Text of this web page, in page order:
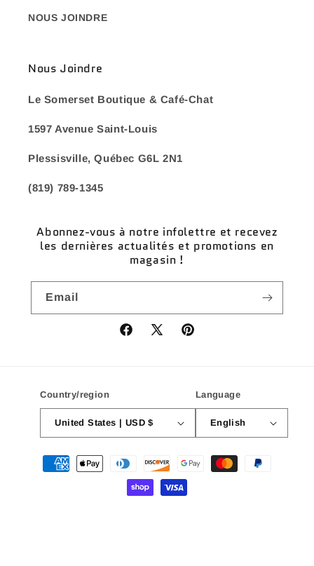
NOUS JOINDRE
Nous Joindre
Le Somerset Boutique & Café-Chat
1597 Avenue Saint-Louis
Plessisville, Québec G6L 2N1
(819) 789-1345
Abonnez-vous à notre infolettre et recevez
les dernières actualités et promotions en
magasin !
Email
Facebook
X
Pinterest
Country/region
United States | USD $
Language
English
Payment
methods